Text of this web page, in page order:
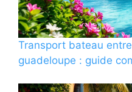
Transport bateau
guadeloupe : guide